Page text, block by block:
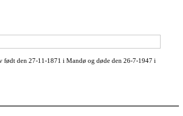
den 27-11-1871 i Mandø og døde den 26-7-1947 i